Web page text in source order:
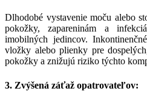
Dlhodobé vystavenie moču alebo
pokožky, zapareninám a
imobilných jedincov.
vložky alebo plienky pre
pokožky a znižujú riziko týchto
3. Zvýšená záťaž opatrovateľov: